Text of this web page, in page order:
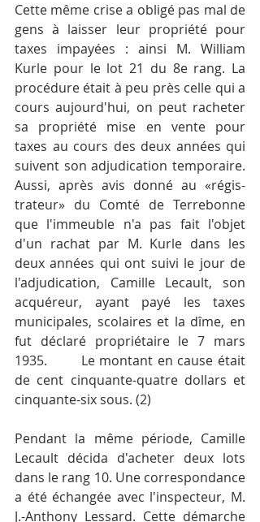
Cette même crise a obligé pas mal de
gens à laisser leur propriété pour
taxes impayées : ainsi M. William
Kurle pour le lot 21 du 8e rang. La
procédure était à peu près celle qui a
cours aujourd'hui, on peut racheter
sa propriété mise en vente pour
taxes au cours des deux années qui
suivent son adjudication temporaire.
Aussi, après avis donné au «régis-
trateur» du Comté de Terrebonne
que l'immeuble n'a pas fait l'objet
d'un rachat par M. Kurle dans les
deux années qui ont suivi le jour de
l'adjudication, Camille Lecault, son
acquéreur, ayant payé les taxes
municipales, scolaires et la dîme, en
fut déclaré propriétaire le 7 mars
1935.	Le montant en cause était
de cent cinquante-quatre dollars et
cinquante-six sous. (2)
Pendant la même période, Camille
Lecault décida d'acheter deux lots
dans le rang 10. Une correspondance
a été échangée avec l'inspecteur, M.
J.-Anthony Lessard. Cette démarche